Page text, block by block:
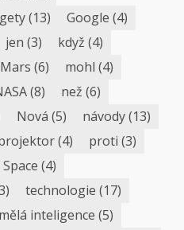
(13) Google (4)
jen (3) když (4)
Mars (6) mohl (4)
(8) než (6)
Nová (5) návody(13)
(4) proti (3)
Space (4)
technologie (17)
inteligence (5)